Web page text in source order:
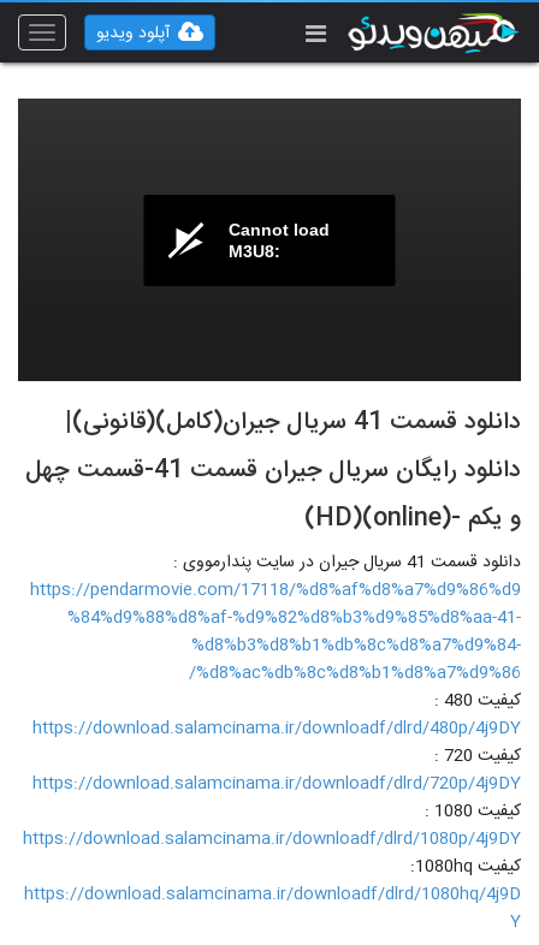
Toggle
آپلود ویدیو
Cannot load
M3U8:
دانلود قسمت 41 سریال جیران(کامل)(قانونی)|
دانلود رایگان سریال جیران قسمت 41-قسمت چهل
و یکم -(online)(HD)
دانلود قسمت 41 سریال جیران در سایت پندارمووی :
https://pendarmovie.com/17118/%d8%af%d8%a7%d9%86%d9
%84%d9%88%d8%af-%d9%82%d8%b3%d9%85%d8%aa-41-
%d8%b3%d8%b1%db%8c%d8%a7%d9%84-
%d8%ac%db%8c%d8%b1%d8%a7%d9%86/
کیفیت 480 :
https://download.salamcinama.ir/downloadf/dlrd/480p/4j9DY
کیفیت 720 :
https://download.salamcinama.ir/downloadf/dlrd/720p/4j9DY
کیفیت 1080 :
https://download.salamcinama.ir/downloadf/dlrd/1080p/4j9DY
کیفیت 1080hq:
https://download.salamcinama.ir/downloadf/dlrd/1080hq/4j9D
Y